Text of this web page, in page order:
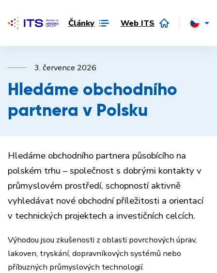
Články Web ITS
3. července 2026
Hledáme obchodního
partnera v Polsku
Hledáme obchodního partnera působícího na
polském trhu – společnost s dobrými kontakty v
průmyslovém prostředí, schopností aktivně
vyhledávat nové obchodní příležitosti a orientací
v technických projektech a investičních celcích.
Výhodou jsou zkušenosti z oblasti povrchových úprav,
lakoven, tryskání, dopravníkových systémů nebo
příbuzných průmyslových technologií.